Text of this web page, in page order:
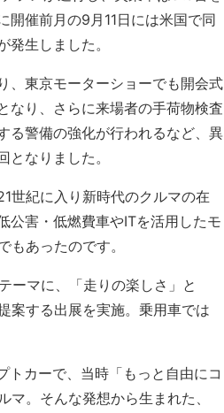
開催前月の9月11日には米国で同
発生しました。
、東京モーターショーでも開会式
なり、さらに来場者の手荷物検査
る警備の強化が行われるなど、異
となりました。
世紀に入り新時代のクルマの在
公害・低燃費車やITを活用したモ
あったのです。
マに、「走りの楽しさ」と
案する出展を実施。乗用車では
カーで、当時「もっと自由にコ
。そんな発想から生まれた、